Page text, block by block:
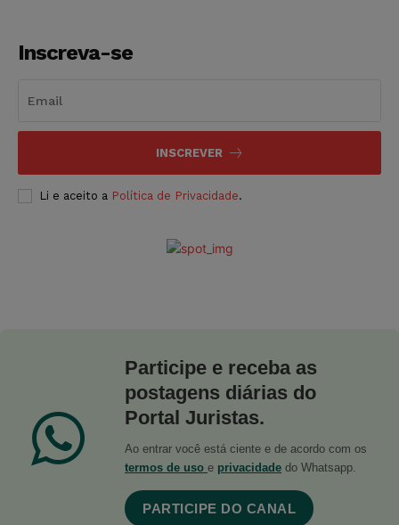
Inscreva-se
INSCREVER
Li e aceito a Política de Privacidade.
Participe e receba as
postagens diárias do
Portal Juristas.
Ao entrar você está ciente e de acordo com os
termos de uso e privacidade do Whatsapp.
PARTICIPE DO CANAL